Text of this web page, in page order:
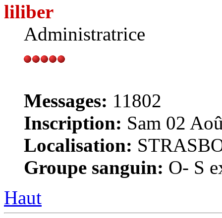
liliber
Administratrice
Messages: 11802
Inscription: Sam 02
Localisation:
Groupe sanguin: O- S
Haut